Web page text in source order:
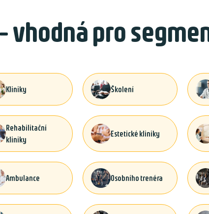
vhodná pro
Kliniky Školení
Rehabilitační
kliniky
Estetické kliniky
Ambulance Osobního trenéra